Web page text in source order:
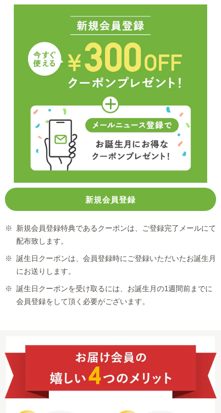
※
新規会員登録特典であるクーポンは、ご登録完了メールにて
配布致します。
※ 誕生日クーポンは、会員登録時にご登録いただいたお誕生月
にお送りします。
※ 誕生日クーポンを受け取るには、お誕生月の1週間前までに
会員登録をして頂く必要がございます。